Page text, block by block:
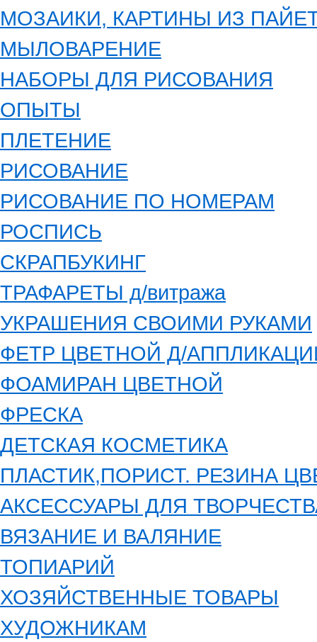
МОЗАИКИ, КАРТИНЫ ИЗ
МЫЛОВАРЕНИЕ
НАБОРЫ ДЛЯ РИСОВАНИЯ
ОПЫТЫ
ПЛЕТЕНИЕ
РИСОВАНИЕ
РИСОВАНИЕ ПО НОМЕРАМ
РОСПИСЬ
СКРАПБУКИНГ
ТРАФАРЕТЫ д/витража
УКРАШЕНИЯ СВОИМИ РУКАМИ
ФЕТР ЦВЕТНОЙ Д/
ФОАМИРАН ЦВЕТНОЙ
ФРЕСКА
ДЕТСКАЯ КОСМЕТИКА
ПЛАСТИК,ПОРИСТ. РЕЗИНА
АКСЕССУАРЫ ДЛЯ
ВЯЗАНИЕ И ВАЛЯНИЕ
ТОПИАРИЙ
ХОЗЯЙСТВЕННЫЕ ТОВАРЫ
ХУДОЖНИКАМ